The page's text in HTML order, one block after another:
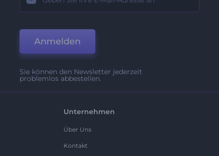
Anmelden
Sie können den Newsletter jederzeit
problemlos abbestellen.
Unternehmen
Über Uns
Kontakt